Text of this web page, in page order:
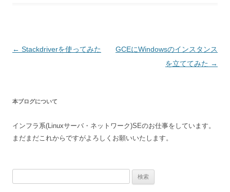
投
ゲ
シ
← Stackdriverを使ってみた
GCEにWindowsのインスタンス
を立ててみた →
本ブログについて
インフラ系(Linuxサーバ・ネットワーク)SEのお仕事をしています。
まだまだこれからですがよろしくお願いいたします。
索: